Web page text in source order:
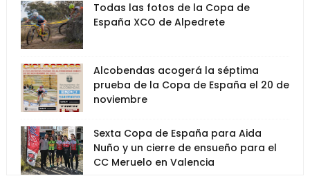
Todas las fotos de la Copa de
España XCO de Alpedrete
Alcobendas acogerá la séptima
prueba de la Copa de España el 20 de
noviembre
Sexta Copa de España para Aida
Nuño y un cierre de ensueño para el
CC Meruelo en Valencia